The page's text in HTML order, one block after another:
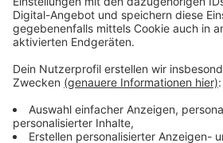
Wir verwenden einen
Drittanbieters, um
Daten zu Ihren
Details durch und
Nutzung des Service